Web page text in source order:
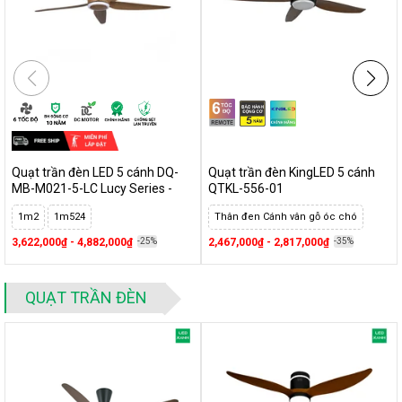
Quạt trần có đèn và không đèn:Phân tích ưu, nhược điểm
Quạt trần kêu to, bị lắc:
Nguyên nhân và khắc phục
Quạt trần đèn LED 5 cánh DQ-
MB-M021-5-LC Lucy Series -
MAXBEN
1m2 1m524
3,622,000₫ - 4,882,000₫ -25%
Quạt trần đèn KingLED 5 cánh
QTKL-556-01
Thân đen Cánh vân gỗ óc chó
2,467,000₫ - 2,817,000₫ -35%
QUẠT TRẦN ĐÈN